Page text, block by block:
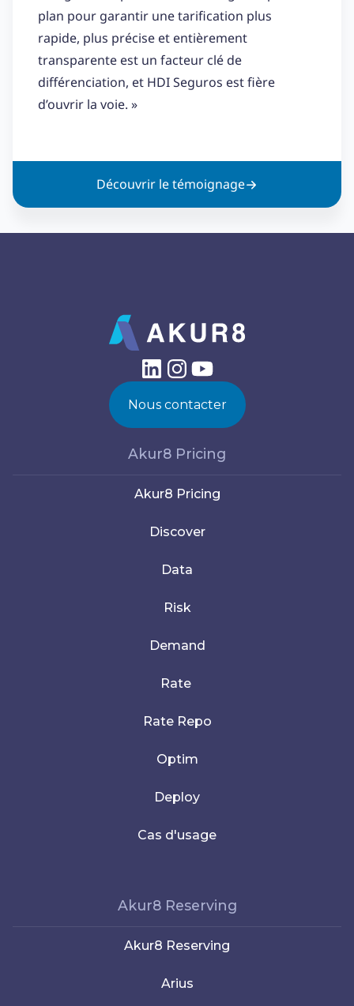
plan pour garantir une tarification plus
rapide, plus précise et entièrement
transparente est un facteur clé de
différenciation, et HDI Seguros est fière
d’ouvrir la voie. »
Découvrir le témoignage
Nous contacter
Akur8 Pricing
Akur8 Pricing
Discover
Data
Risk
Demand
Rate
Rate Repo
Optim
Deploy
Cas d'usage
Akur8 Reserving
Akur8 Reserving
Arius